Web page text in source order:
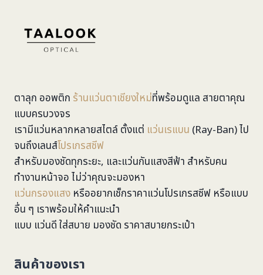
ตาลุก ออพติก ร้านแว่นตาเชียงใหม่ที่พร้อมดูแล สายตาคุณ
แบบครบวงจร
เรามีแว่นหลากหลายสไตล์ ตั้งแต่ แว่นเรแบน (Ray-Ban) ไป
จนถึงเลนส์โปรเกรสซีฟ
สำหรับมองชัดทุกระยะ, และแว่นกันแสงสีฟ้า สำหรับคน
ทำงานหน้าจอ ไม่ว่าคุณจะมองหา
แว่นกรองแสง หรืออยากเช็กราคาแว่นโปรเกรสซีฟ หรือแบบ
อื่น ๆ เราพร้อมให้คำแนะนำ
แบบ แว่นดี ใส่สบาย มองชัด ราคาสบายกระเป๋า
สินค้าของเรา